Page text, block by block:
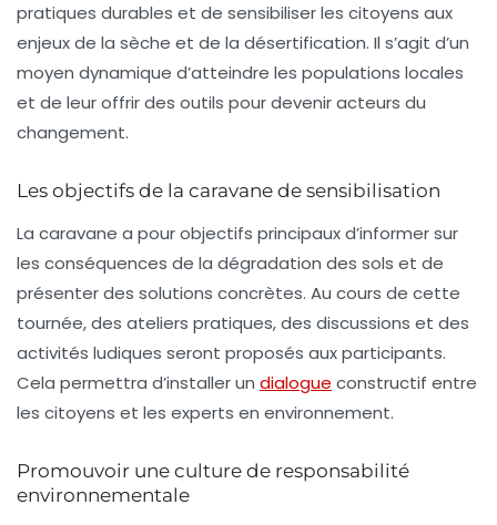
pratiques durables et de sensibiliser les citoyens aux
enjeux de la sèche et de la désertification. Il s’agit d’un
moyen dynamique d’atteindre les populations locales
et de leur offrir des outils pour devenir acteurs du
changement.
Les objectifs de la caravane de sensibilisation
La caravane a pour objectifs principaux d’informer sur
les conséquences de la dégradation des sols et de
présenter des solutions concrètes. Au cours de cette
tournée, des ateliers pratiques, des discussions et des
activités ludiques seront proposés aux participants.
Cela permettra d’installer un dialogue constructif entre
les citoyens et les experts en environnement.
Promouvoir une culture de responsabilité
environnementale